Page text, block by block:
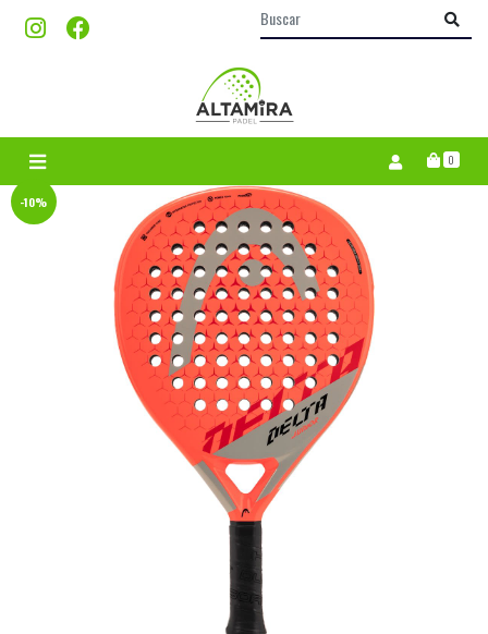
0
-10%